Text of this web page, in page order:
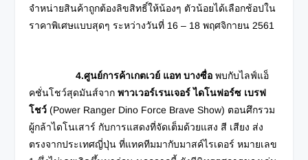
จำหน่ายสินค้าถูกต้องลิขสิทธิ์ให้น้องๆ ตัวน้อยได้เลือกช้อปใน
ราคาพิเศษแบบสุดๆ ระหว่างวันที่ 16 – 18 พฤศจิกายน 2561
4.ศูนย์การค้าเกตเวย์ แอท บางซื่อ พบกับไลฟ์แอ็
คชั่นโชว์สุดมันส์จากพาวเวอร์เรนเจอร์ ไดโนฟอร์ซ เบรฟ
โชว์ (Power Ranger Dino Force Brave Show) ตอนศึกรวม
ผู้กล้าไดโนเสาร์ กับการแสดงที่จัดเต็มด้วยแสง สี เสียง ส่ง
ตรงจากประเทศญี่ปุ่น ที่แทคทีมมากับมาสค์ไรเดอร์ หมายเลข